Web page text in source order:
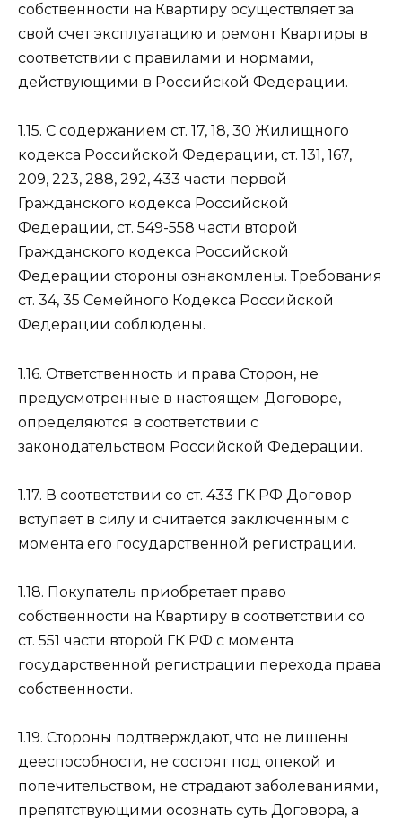
собственности на Квартиру осуществляет за
свой счет эксплуатацию и ремонт Квартиры в
соответствии с правилами и нормами,
действующими в Российской Федерации.
1.15. С содержанием ст. 17, 18, 30 Жилищного
кодекса Российской Федерации, ст. 131, 167,
209, 223, 288, 292, 433 части первой
Гражданского кодекса Российской
Федерации, ст. 549-558 части второй
Гражданского кодекса Российской
Федерации стороны ознакомлены. Требования
ст. 34, 35 Семейного Кодекса Российской
Федерации соблюдены.
1.16. Ответственность и права Сторон, не
предусмотренные в настоящем Договоре,
определяются в соответствии с
законодательством Российской Федерации.
1.17. В соответствии со ст. 433 ГК РФ Договор
вступает в силу и считается заключенным с
момента его государственной регистрации.
1.18. Покупатель приобретает право
собственности на Квартиру в соответствии со
ст. 551 части второй ГК РФ с момента
государственной регистрации перехода права
собственности.
1.19. Стороны подтверждают, что не лишены
дееспособности, не состоят под опекой и
попечительством, не страдают заболеваниями,
препятствующими осознать суть Договора, а